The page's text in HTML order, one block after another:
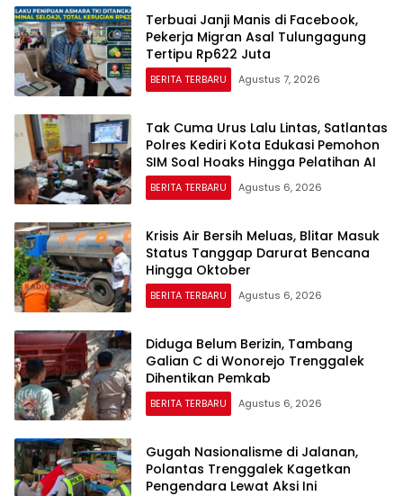
Terbuai Janji Manis di Facebook,
Pekerja Migran Asal Tulungagung
Tertipu Rp622 Juta
BERITA TERBARU Agustus 7, 2026
Tak Cuma Urus Lalu Lintas, Satlantas
Polres Kediri Kota Edukasi Pemohon
SIM Soal Hoaks Hingga Pelatihan AI
BERITA TERBARU Agustus 6, 2026
Krisis Air Bersih Meluas, Blitar Masuk
Status Tanggap Darurat Bencana
Hingga Oktober
BERITA TERBARU Agustus 6, 2026
Diduga Belum Berizin, Tambang
Galian C di Wonorejo Trenggalek
Dihentikan Pemkab
BERITA TERBARU Agustus 6, 2026
Gugah Nasionalisme di Jalanan,
Polantas Trenggalek Kagetkan
Pengendara Lewat Aksi Ini